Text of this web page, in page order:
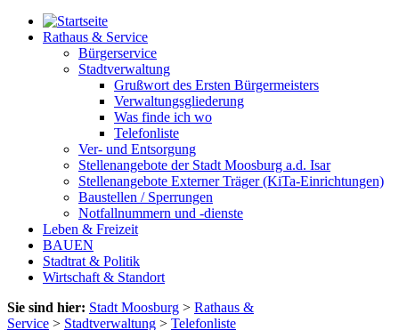
Rathaus & Service
Bürgerservice
Stadtverwaltung
Grußwort des Ersten Bürgermeisters
Verwaltungsgliederung
Was finde ich wo
Telefonliste
Ver- und Entsorgung
Stellenangebote der Stadt Moosburg a.d. Isar
Stellenangebote Externer Träger (KiTa-Einrichtungen)
Baustellen / Sperrungen
Notfallnummern und -dienste
Leben & Freizeit
BAUEN
Stadtrat & Politik
Wirtschaft & Standort
Sie sind hier: Stadt Moosburg > Rathaus &
Service > Stadtverwaltung > Telefonliste